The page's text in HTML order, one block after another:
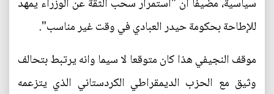
للإطاحة بحكومة حيدر العبادي في وقت غير مناسب".
موقف النجيفي هذا كان متوقعا لا سيما وانه يرتبط بتحالف
وثيق مع الحزب الديمقراطي الكردستاني الذي يتزعمه